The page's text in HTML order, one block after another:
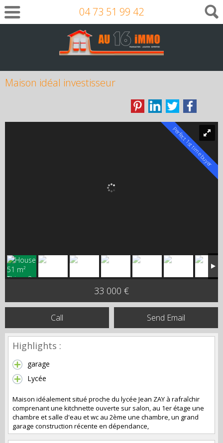
04 73 51 99 42
Maison idéal investisseur
Perfect 1st time buyer
33 000 €
Call Send Email
Highlights :
garage
Lycée
Maison idéalement situé proche du lycée Jean ZAY à rafraîchir
comprenant une kitchnette ouverte sur salon, au 1er étage une
chambre et salle d'eau et wc au 2ème une chambre, un grand
garage construction récente en dépendance,